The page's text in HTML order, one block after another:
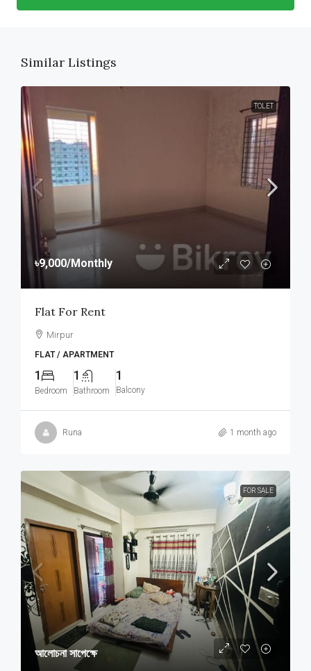
Similar Listings
TOLET
৳9,000/Monthly
Flat For Rent
Mirpur
FLAT / APARTMENT
1
Bedroom
1
Bathroom
1
Balcony
Runa 1 month ago
FOR SALE
আলোচনা সাপেক্ষে